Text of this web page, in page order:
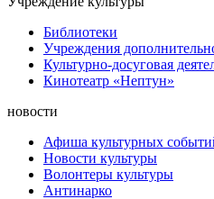
Библиотеки
Учреждения
Культурно-досуговая
Кинотеатр «Нептун»
новости
Афиша культурных
Новости культуры
Волонтеры культуры
Антинарко